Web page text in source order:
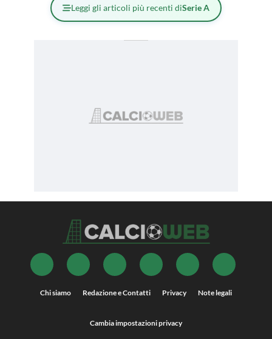
Leggi gli articoli più recenti diSerie A
Chi siamo Redazione e Contatti Privacy Note legali
Cambia impostazioni privacy